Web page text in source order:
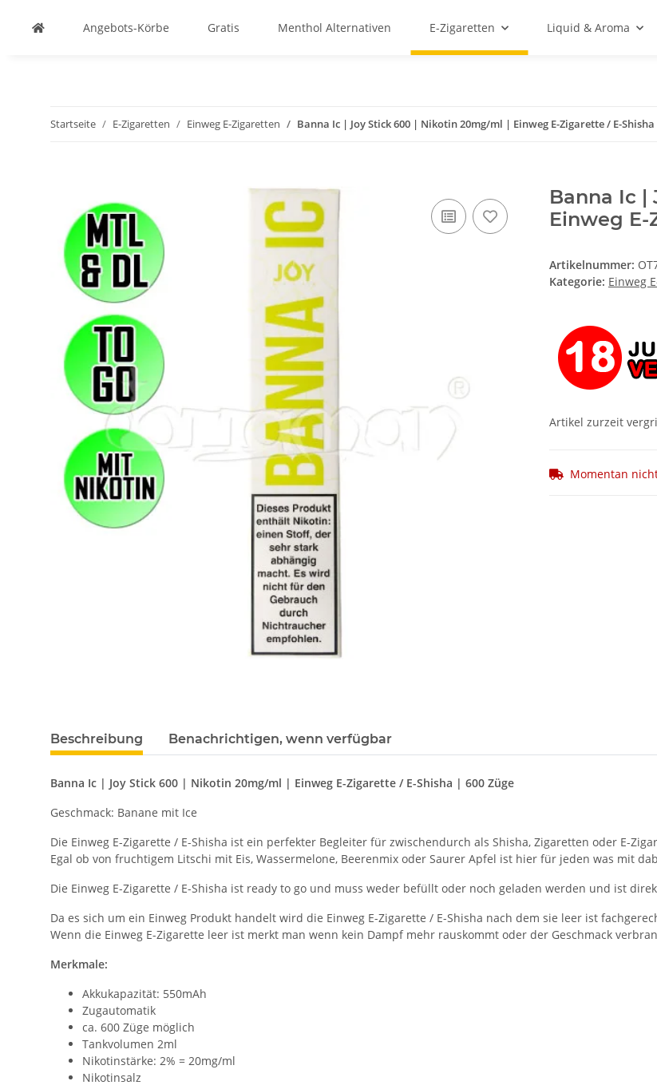
Angebots-Körbe Gratis Menthol Alternativen E-Zigaretten Liquid & Aroma
Startseite E-Zigaretten Einweg E-Zigaretten Banna Ic | Joy Stick 600 | Nikotin 20mg/ml | Einweg E-Zigarette / E-Shisha
Banna Ic |
Einweg E-
Artikelnummer:
Kategorie: Einweg
Artikel zurzeit
Momentan
Beschreibung Benachrichtigen, wenn verfügbar
Banna Ic | Joy Stick 600 | Nikotin 20mg/ml | Einweg E-Zigarette / E-Shisha | 600 Züge
Geschmack: Banane mit Ice
Die Einweg E-Zigarette / E-Shisha ist ein perfekter Begleiter für zwischendurch als Shisha, Zigaretten oder E-
Egal ob von fruchtigem Litschi mit Eis, Wassermelone, Beerenmix oder Saurer Apfel ist hier für jeden was mit
Die Einweg E-Zigarette / E-Shisha ist ready to go und muss weder befüllt oder noch geladen werden und ist
Da es sich um ein Einweg Produkt handelt wird die Einweg E-Zigarette / E-Shisha nach dem sie leer ist
Wenn die Einweg E-Zigarette leer ist merkt man wenn kein Dampf mehr rauskommt oder der Geschmack
Merkmale:
Akkukapazität: 550mAh
Zugautomatik
ca. 600 Züge möglich
Tankvolumen 2ml
Nikotinstärke: 2% = 20mg/ml
Nikotinsalz